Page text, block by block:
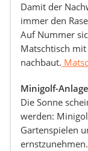
Damit der
immer den
Auf Nummer
Matschtisch
nachbaut.
Minigolf-
Die Sonne
werden:
Gartenspielen